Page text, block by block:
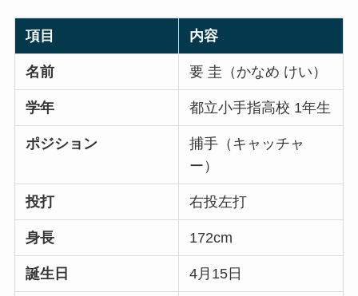
項目 内容
名前 要 圭（かなめ けい）
学年 都立小手指高校 1年生
ポジション
捕手（キャッチャ
ー）
投打 右投左打
身長 172cm
誕生日 4月15日